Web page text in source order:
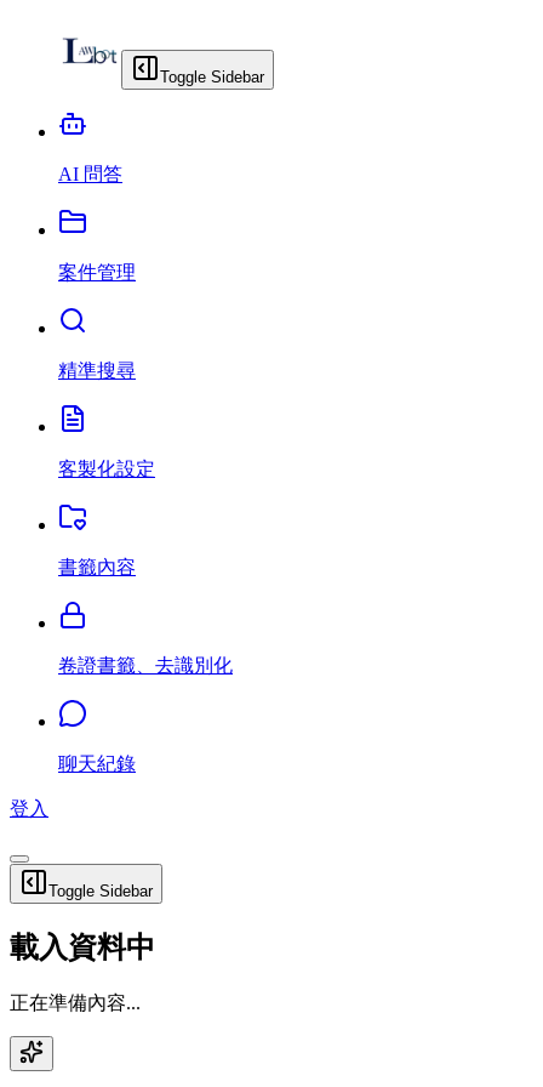
Toggle Sidebar
AI 問答
案件管理
精準搜尋
客製化設定
書籤內容
卷證書籤、去識別化
聊天紀錄
登入
Toggle Sidebar
載入資料中
正在準備內容...